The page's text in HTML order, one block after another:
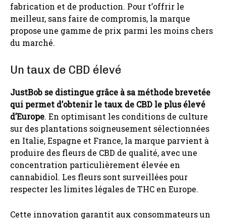
fabrication et de production. Pour t’offrir le
meilleur, sans faire de compromis, la marque
propose une gamme de prix parmi les moins chers
du marché.
Un taux de CBD élevé
JustBob se distingue grâce à sa méthode brevetée
qui permet d’obtenir le taux de CBD le plus élevé
d’Europe. En optimisant les conditions de culture
sur des plantations soigneusement sélectionnées
en Italie, Espagne et France, la marque parvient à
produire des fleurs de CBD de qualité, avec une
concentration particulièrement élevée en
cannabidiol. Les fleurs sont surveillées pour
respecter les limites légales de THC en Europe.
Cette innovation garantit aux consommateurs un